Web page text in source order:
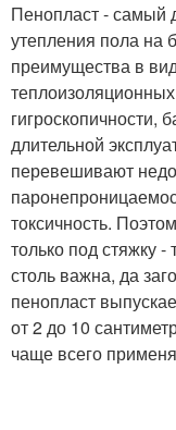
Пенопласт - самый
утепления пола на
преимущества в
теплоизоляционных
гигроскопичности,
длительной
перевешивают
токсичность.
только под стяжку -
столь важна, да
пенопласт
от 2 до 10
чаще всего